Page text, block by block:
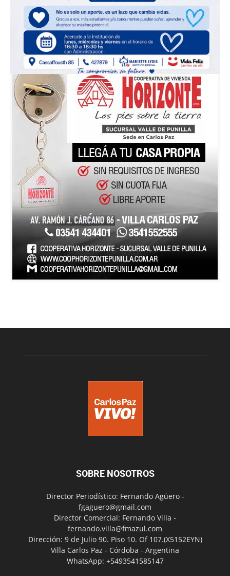
SOBRE NOSOTROS
Director Periodístico: Fernando Agüero -
fgaguero@gmail.com
Director Comercial: Fernando Villa -
fernando.villa@fmazul.com
Dirección: 9 de Julio 90. Piso 10. Of 107.(X5152EYN)
Villa Carlos Paz - Córdoba - Argentina
WhatsApp: +5493541585147